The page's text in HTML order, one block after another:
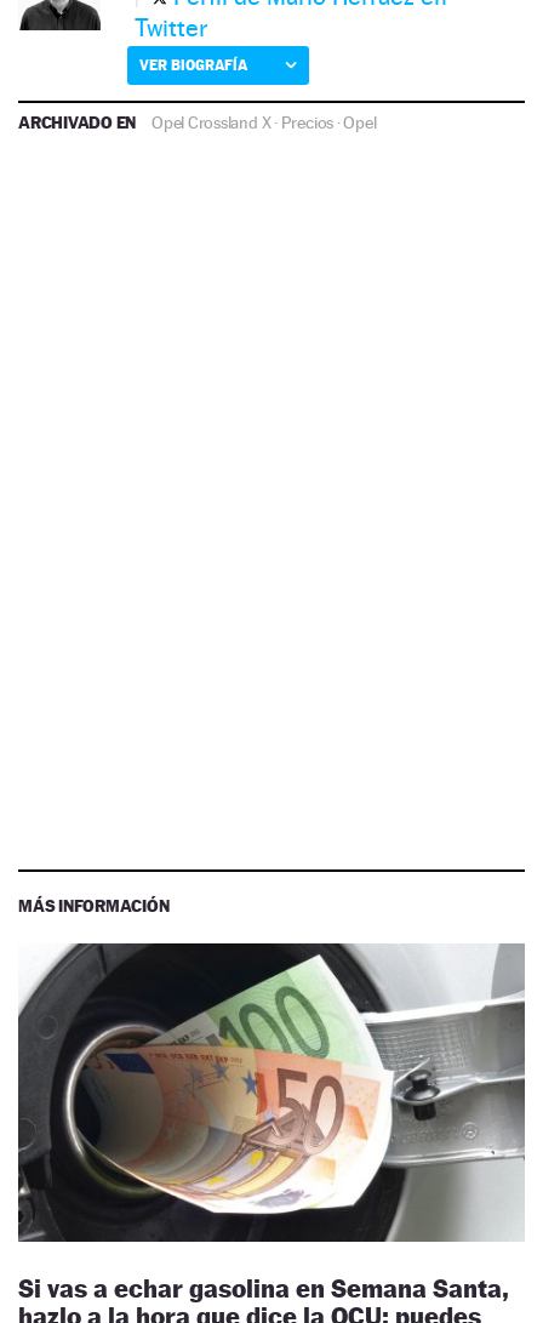
Twitter
VER BIOGRAFÍA
ARCHIVADO EN Opel Crossland X· Precios ·Opel
MÁS INFORMACIÓN
Si vas a echar gasolina en Semana Santa,
hazlo a la hora que dice la OCU: puedes